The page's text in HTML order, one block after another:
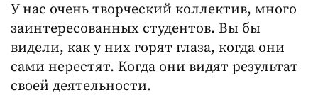
У нас очень творческий коллектив, много
заинтересованных студентов. Вы бы
видели, как у них горят глаза, когда они
сами нерестят. Когда они видят результат
своей деятельности.